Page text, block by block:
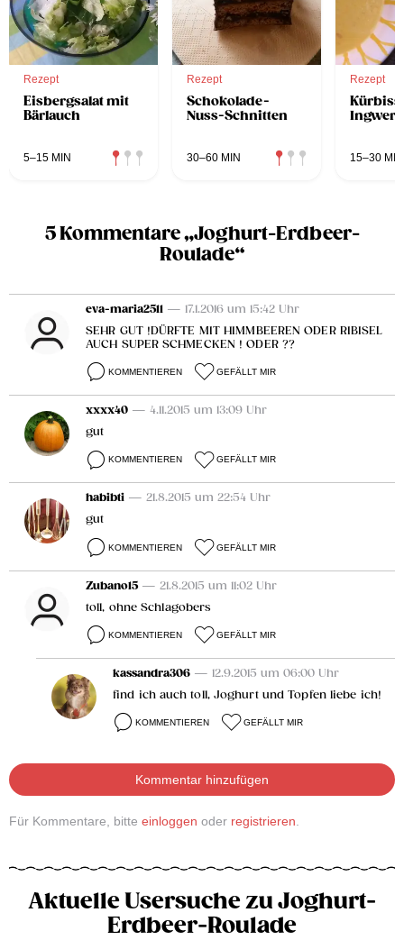
Rezept
Eisbergsalat mit
Bärlauch
5–15 MIN
Rezept
Schokolade-
Nuss-Schnitten
30–60 MIN
Rezept
Ingwer
15–30 MIN
5 Kommentare „Joghurt-Erdbeer-
Roulade“
eva-maria2511 — 17.1.2016 um 15:42 Uhr
SEHR GUT !DÜRFTE MIT HIMMBEEREN ODER RIBISEL
AUCH SUPER SCHMECKEN ! ODER ??
KOMMENTIEREN GEFÄLLT MIR
xxxx40 — 4.11.2015 um 13:09 Uhr
gut
KOMMENTIEREN GEFÄLLT MIR
habibti — 21.8.2015 um 22:54 Uhr
gut
KOMMENTIEREN GEFÄLLT MIR
Zubano15 — 21.8.2015 um 11:02 Uhr
toll, ohne Schlagobers
KOMMENTIEREN GEFÄLLT MIR
kassandra306 — 12.9.2015 um 06:00 Uhr
find ich auch toll, Joghurt und Topfen liebe ich!
KOMMENTIEREN GEFÄLLT MIR
Kommentar hinzufügen
Für Kommentare, bitte einloggen oder registrieren
Aktuelle Usersuche zu Joghurt-
Erdbeer-Roulade